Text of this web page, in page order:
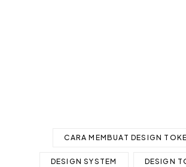
CARA MEMBUAT DESIGN
DESIGN SYSTEM DESIGN